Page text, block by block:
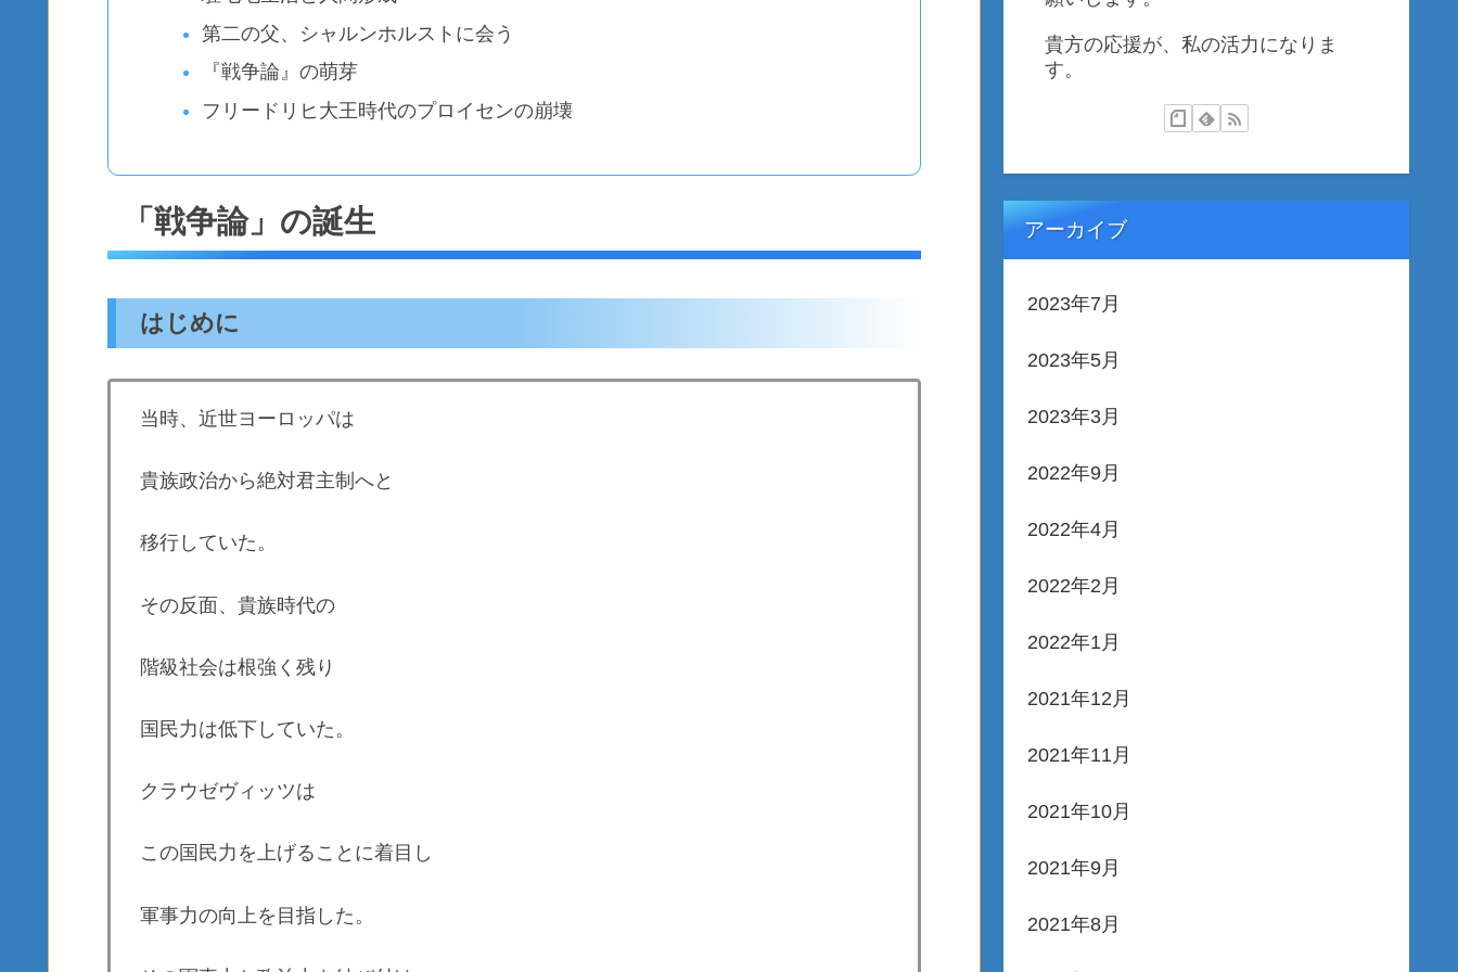
第二の父、シャルンホルストに会う
『戦争論』の萌芽
フリードリヒ大王時代のプロイセンの崩壊
「戦争論」の誕生
はじめに
当時、近世ヨーロッパは
貴族政治から絶対君主制へと
移行していた。
その反面、貴族時代の
階級社会は根強く残り
国民力は低下していた。
クラウゼヴィッツは
この国民力を上げることに着目し
軍事力の向上を目指した。
貴方の応援が、私の活力になりま
す。
アーカイブ
2023年7月
2023年5月
2023年3月
2022年9月
2022年4月
2022年2月
2022年1月
2021年12月
2021年11月
2021年10月
2021年9月
2021年8月